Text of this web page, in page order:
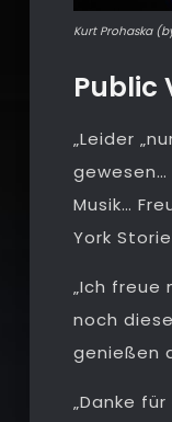
Kurt Prohaska
Public
„Leider
gewesen…
Musik…
York
„Ich freue
noch
genießen
„Danke